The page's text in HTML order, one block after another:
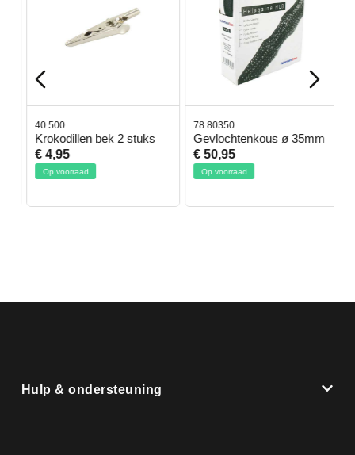
40.500
Krokodillen bek 2 stuks
€ 4,95
Op voorraad
78.80350
Gevlochtenkous ø 35mm
€ 50,95
Op voorraad
Hulp & ondersteuning